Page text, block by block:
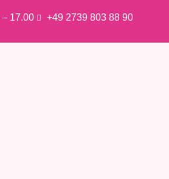
– 17.00 +49 2739 803 88 90